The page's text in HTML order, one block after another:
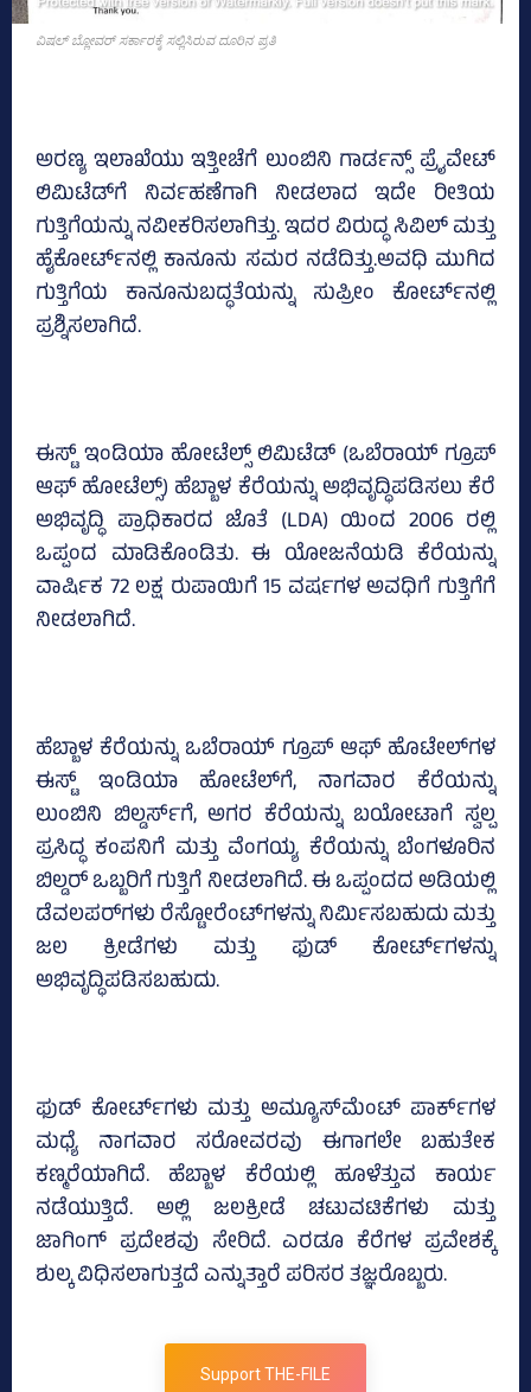
ವಿಷಲ್‌ ಬ್ಲೋವರ್‌ ಸರ್ಕಾರಕ್ಕೆ ಸಲ್ಲಿಸಿರುವ ದೂರಿನ ಪ್ರತಿ
ಅರಣ್ಯ ಇಲಾಖೆಯು ಇತ್ತೀಚೆಗೆ ಲುಂಬಿನಿ ಗಾರ್ಡನ್ಸ್ ಪ್ರೈವೇಟ್
ಲಿಮಿಟೆಡ್‌ಗೆ ನಿರ್ವಹಣೆಗಾಗಿ ನೀಡಲಾದ ಇದೇ ರೀತಿಯ
ಗುತ್ತಿಗೆಯನ್ನು ನವೀಕರಿಸಲಾಗಿತ್ತು. ಇದರ ವಿರುದ್ಧ ಸಿವಿಲ್ ಮತ್ತು
ಹೈಕೋರ್ಟ್‌ನಲ್ಲಿ ಕಾನೂನು ಸಮರ ನಡೆದಿತ್ತು.ಅವಧಿ ಮುಗಿದ
ಗುತ್ತಿಗೆಯ ಕಾನೂನುಬದ್ಧತೆಯನ್ನು ಸುಪ್ರೀಂ ಕೋರ್ಟ್‌ನಲ್ಲಿ
ಪ್ರಶ್ನಿಸಲಾಗಿದೆ.
ಈಸ್ಟ್ ಇಂಡಿಯಾ ಹೋಟೆಲ್ಸ್ ಲಿಮಿಟೆಡ್ (ಒಬೆರಾಯ್ ಗ್ರೂಪ್
ಆಫ್ ಹೋಟೆಲ್ಸ್) ಹೆಬ್ಬಾಳ ಕೆರೆಯನ್ನು ಅಭಿವೃದ್ಧಿಪಡಿಸಲು ಕೆರೆ
ಅಭಿವೃದ್ಧಿ ಪ್ರಾಧಿಕಾರದ ಜೊತೆ (LDA) ಯಿಂದ 2006 ರಲ್ಲಿ
ಒಪ್ಪಂದ ಮಾಡಿಕೊಂಡಿತು. ಈ ಯೋಜನೆಯಡಿ ಕೆರೆಯನ್ನು
ವಾರ್ಷಿಕ 72 ಲಕ್ಷ ರುಪಾಯಿಗೆ 15 ವರ್ಷಗಳ ಅವಧಿಗೆ ಗುತ್ತಿಗೆಗೆ
ನೀಡಲಾಗಿದೆ.
ಹೆಬ್ಬಾಳ ಕೆರೆಯನ್ನು ಒಬೆರಾಯ್ ಗ್ರೂಪ್ ಆಫ್ ಹೊಟೇಲ್‌ಗಳ
ಈಸ್ಟ್ ಇಂಡಿಯಾ ಹೋಟೆಲ್‌ಗೆ, ನಾಗವಾರ ಕೆರೆಯನ್ನು
ಲುಂಬಿನಿ ಬಿಲ್ಡರ್ಸ್‌ಗೆ, ಅಗರ ಕೆರೆಯನ್ನು ಬಯೋಟಾಗೆ ಸ್ವಲ್ಪ
ಪ್ರಸಿದ್ಧ ಕಂಪನಿಗೆ ಮತ್ತು ವೆಂಗಯ್ಯ ಕೆರೆಯನ್ನು ಬೆಂಗಳೂರಿನ
ಬಿಲ್ಡರ್ ಒಬ್ಬರಿಗೆ ಗುತ್ತಿಗೆ ನೀಡಲಾಗಿದೆ. ಈ ಒಪ್ಪಂದದ ಅಡಿಯಲ್ಲಿ
ಡೆವಲಪರ್‌ಗಳು ರೆಸ್ಟೋರೆಂಟ್‌ಗಳನ್ನು ನಿರ್ಮಿಸಬಹುದು ಮತ್ತು
ಜಲ ಕ್ರೀಡೆಗಳು ಮತ್ತು ಫುಡ್‌ ಕೋರ್ಟ್‌ಗಳನ್ನು
ಅಭಿವೃದ್ಧಿಪಡಿಸಬಹುದು.
ಫುಡ್ ಕೋರ್ಟ್‌ಗಳು ಮತ್ತು ಅಮ್ಯೂಸ್‌ಮೆಂಟ್ ಪಾರ್ಕ್‌ಗಳ
ಮಧ್ಯೆ ನಾಗವಾರ ಸರೋವರವು ಈಗಾಗಲೇ ಬಹುತೇಕ
ಕಣ್ಮರೆಯಾಗಿದೆ. ಹೆಬ್ಬಾಳ ಕೆರೆಯಲ್ಲಿ ಹೂಳೆತ್ತುವ ಕಾರ್ಯ
ನಡೆಯುತ್ತಿದೆ. ಅಲ್ಲಿ ಜಲಕ್ರೀಡೆ ಚಟುವಟಿಕೆಗಳು ಮತ್ತು
ಜಾಗಿಂಗ್ ಪ್ರದೇಶವು ಸೇರಿದೆ. ಎರಡೂ ಕೆರೆಗಳ ಪ್ರವೇಶಕ್ಕೆ
ಶುಲ್ಕ ವಿಧಿಸಲಾಗುತ್ತದೆ ಎನ್ನುತ್ತಾರೆ ಪರಿಸರ ತಜ್ಞರೊಬ್ಬರು.
Support THE-FILE